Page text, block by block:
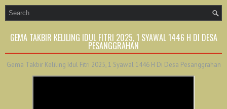
GEMA TAKBIR KELILING IDUL FITRI 2025, 1 SYAWAL 1446 H DI DESA
PESANGGRAHAN
Gema Takbir Keliling Idul Fitri 2025, 1 Syawal 1446 H Di Desa Pesanggrahan